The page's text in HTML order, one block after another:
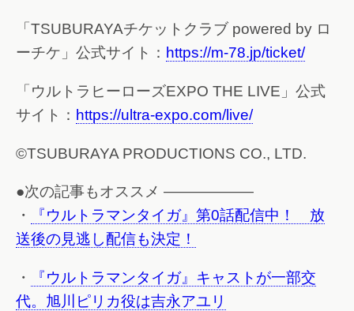
「TSUBURAYAチケットクラブ powered by ロ
ーチケ」公式サイト： https://m-78.jp/ticket/
「ウルトラヒーローズEXPO THE LIVE」公式
サイト： https://ultra-expo.com/live/
©TSUBURAYA PRODUCTIONS CO., LTD.
●次の記事もオススメ ——————
・
『ウルトラマンタイガ』第0話配信中！ 放
送後の見逃し配信も決定！
・
『ウルトラマンタイガ』キャストが一部交
代。旭川ピリカ役は吉永アユリ